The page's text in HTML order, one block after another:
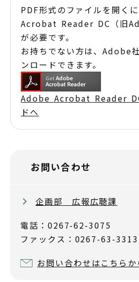
PDF形式のファイルを開く
Acrobat Reader DC（旧
が必要です。
お持ちでない方は、Adobe
ンロードできます。
Adobe Acrobat Reader
ドへ
お問い合わせ
企画部 広報広聴課
電話：0267-62-3075
ファックス：0267-63-3313
お問い合わせはこちらか